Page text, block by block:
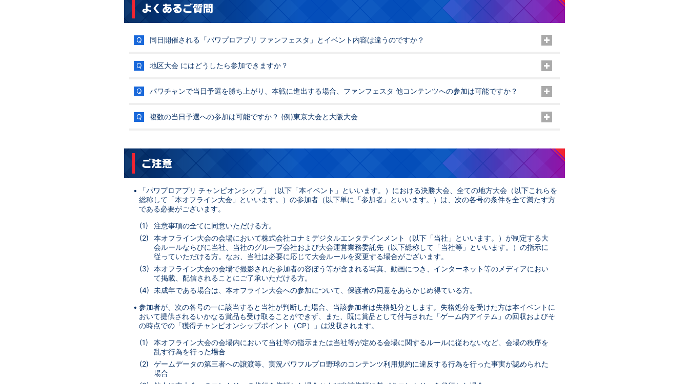
よくあるご質問
同日開催される「パワプロアプリ ファンフェスタ」とイベント内容は違うのですか？
地区大会 にはどうしたら参加できますか？
パワチャンで当日予選を勝ち上がり、本戦に進出する場合、ファンフェスタ 他コンテンツへの参加は可能ですか？
複数の当日予選への参加は可能ですか？ (例)東京大会と大阪大会
ご注意
「パワプロアプリ チャンピオンシップ」（以下「本イベント」といいます。）における決勝大会、全ての地方大会（以下これらを
総称して「本オフライン大会」といいます。）の参加者（以下単に「参加者」といいます。）は、次の各号の条件を全て満たす方
である必要がございます。
注意事項の全てに同意いただける方。
本オフライン大会の会場において株式会社コナミデジタルエンタテインメント（以下「当社」といいます。）が制定する大
会ルールならびに当社、当社のグループ会社および大会運営業務委託先（以下総称して「当社等」といいます。）の指示に
従っていただける方。なお、当社は必要に応じて大会ルールを変更する場合がございます。
本オフライン大会の会場で撮影された参加者の容ぼう等が含まれる写真、動画につき、インターネット等のメディアにおい
て掲載、配信されることにご了承いただける方。
未成年である場合は、本オフライン大会への参加について、保護者の同意をあらかじめ得ている方。
参加者が、次の各号の一に該当すると当社が判断した場合、当該参加者は失格処分とします。失格処分を受けた方は本イベントに
おいて提供されるいかなる賞品も受け取ることができず、また、既に賞品として付与された「ゲーム内アイテム」の回収およびそ
の時点での「獲得チャンピオンシップポイント（CP）」は没収されます。
本オフライン大会の会場内において当社等の指示または当社等が定める会場に関するルールに従わないなど、会場の秩序を
乱す行為を行った場合
ゲームデータの第三者への譲渡等、実況パワフルプロ野球のコンテンツ利用規約に違反する行為を行った事実が認められた
場合